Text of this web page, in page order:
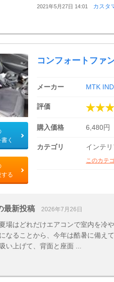
2021年5月27日 14:01 カスタ
く
る
コンフォートファ
メーカー MTK
評価
購入価格 6,480円
カテゴリ インテリ
このカテ
最新投稿 2026年7月26日
場はどれだけエアコンで室内を冷
なることから、今年は酷暑に備え
い上げて、背面と座面 ...